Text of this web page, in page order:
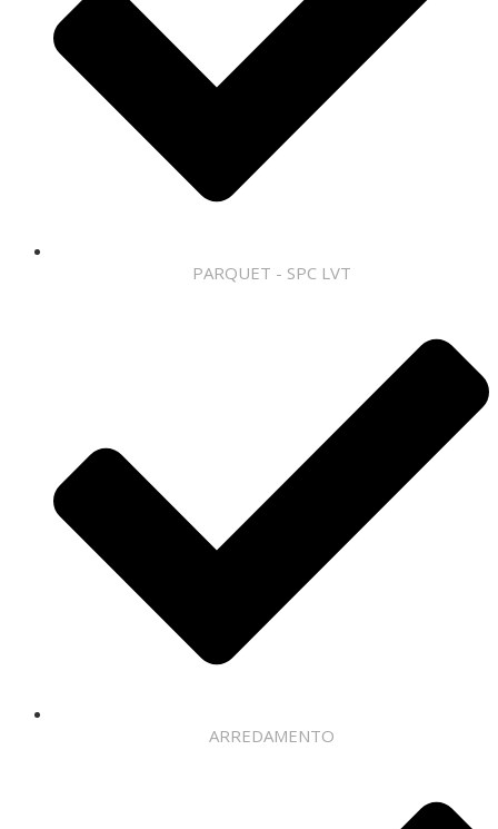
PARQUET - SPC LVT
ARREDAMENTO